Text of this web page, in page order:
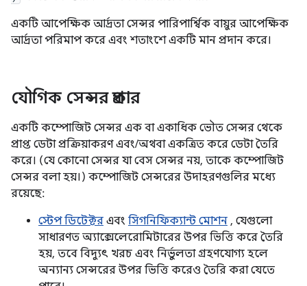
একটি আপেক্ষিক আর্দ্রতা সেন্সর পারিপার্শ্বিক বায়ুর আপেক্ষিক
আর্দ্রতা পরিমাপ করে এবং শতাংশে একটি মান প্রদান করে।
যৌগিক সেন্সর প্রকার
একটি কম্পোজিট সেন্সর এক বা একাধিক ভৌত সেন্সর থেকে
প্রাপ্ত ডেটা প্রক্রিয়াকরণ এবং/অথবা একত্রিত করে ডেটা তৈরি
করে। (যে কোনো সেন্সর যা বেস সেন্সর নয়, তাকে কম্পোজিট
সেন্সর বলা হয়।) কম্পোজিট সেন্সরের উদাহরণগুলির মধ্যে
রয়েছে:
স্টেপ ডিটেক্টর এবং সিগনিফিক্যান্ট মোশন , যেগুলো
সাধারণত অ্যাক্সেলেরোমিটারের উপর ভিত্তি করে তৈরি
হয়, তবে বিদ্যুৎ খরচ এবং নির্ভুলতা গ্রহণযোগ্য হলে
অন্যান্য সেন্সরের উপর ভিত্তি করেও তৈরি করা যেতে